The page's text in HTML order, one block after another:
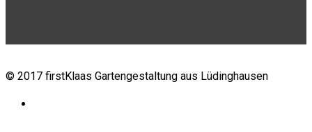
© 2017 firstKlaas Gartengestaltung aus Lüdinghausen